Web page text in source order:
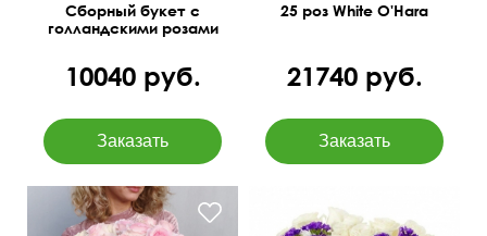
Сборный букет с
голландскими розами
10040 руб.
25 роз White O'Hara
21740 руб.